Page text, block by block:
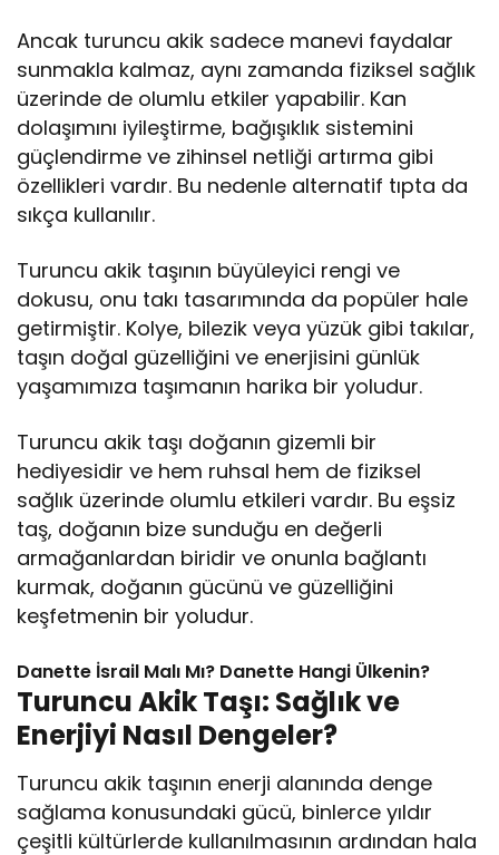
Ancak turuncu akik sadece manevi faydalar
sunmakla kalmaz, aynı zamanda fiziksel sağlık
üzerinde de olumlu etkiler yapabilir. Kan
dolaşımını iyileştirme, bağışıklık sistemini
güçlendirme ve zihinsel netliği artırma gibi
özellikleri vardır. Bu nedenle alternatif tıpta da
sıkça kullanılır.
Turuncu akik taşının büyüleyici rengi ve
dokusu, onu takı tasarımında da popüler hale
getirmiştir. Kolye, bilezik veya yüzük gibi takılar,
taşın doğal güzelliğini ve enerjisini günlük
yaşamımıza taşımanın harika bir yoludur.
Turuncu akik taşı doğanın gizemli bir
hediyesidir ve hem ruhsal hem de fiziksel
sağlık üzerinde olumlu etkileri vardır. Bu eşsiz
taş, doğanın bize sunduğu en değerli
armağanlardan biridir ve onunla bağlantı
kurmak, doğanın gücünü ve güzelliğini
keşfetmenin bir yoludur.
Danette İsrail Malı Mı? Danette Hangi Ülkenin?
Turuncu Akik Taşı: Sağlık ve
Enerjiyi Nasıl Dengeler?
Turuncu akik taşının enerji alanında denge
sağlama konusundaki gücü, binlerce yıldır
çeşitli kültürlerde kullanılmasının ardından hala